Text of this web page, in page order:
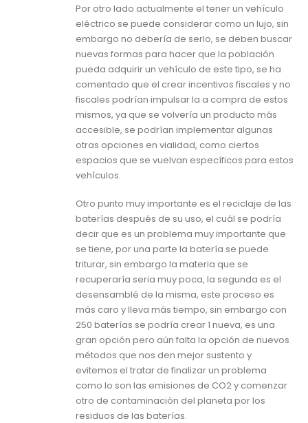
Por otro lado actualmente el tener un vehículo
eléctrico se puede considerar como un lujo, sin
embargo no debería de serlo, se deben buscar
nuevas formas para hacer que la población
pueda adquirir un vehículo de este tipo, se ha
comentado que el crear incentivos fiscales y no
fiscales podrían impulsar la a compra de estos
mismos, ya que se volvería un producto más
accesible, se podrían implementar algunas
otras opciones en vialidad, como ciertos
espacios que se vuelvan específicos para estos
vehículos.
Otro punto muy importante es el reciclaje de las
baterías después de su uso, el cuál se podría
decir que es un problema muy importante que
se tiene, por una parte la batería se puede
triturar, sin embargo la materia que se
recuperaría seria muy poca, la segunda es el
desensamblé de la misma, este proceso es
más caro y lleva más tiempo, sin embargo con
250 baterías se podría crear 1 nueva, es una
gran opción pero aún falta la opción de nuevos
métodos que nos den mejor sustento y
evitemos el tratar de finalizar un problema
como lo son las emisiones de CO2 y comenzar
otro de contaminación del planeta por los
residuos de las baterías.